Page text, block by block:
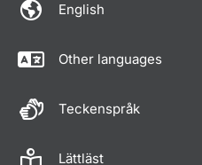
English
Other languages
Teckenspråk
Lättläst